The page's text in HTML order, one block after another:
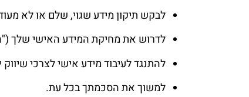
לבקש תיקון מידע שגוי, שלם או לא
לדרוש את מחיקת המידע האישי שלך
להתנגד לעיבוד מידע אישי לצרכי שיווק
למשוך את הסכמתך בכל עת.